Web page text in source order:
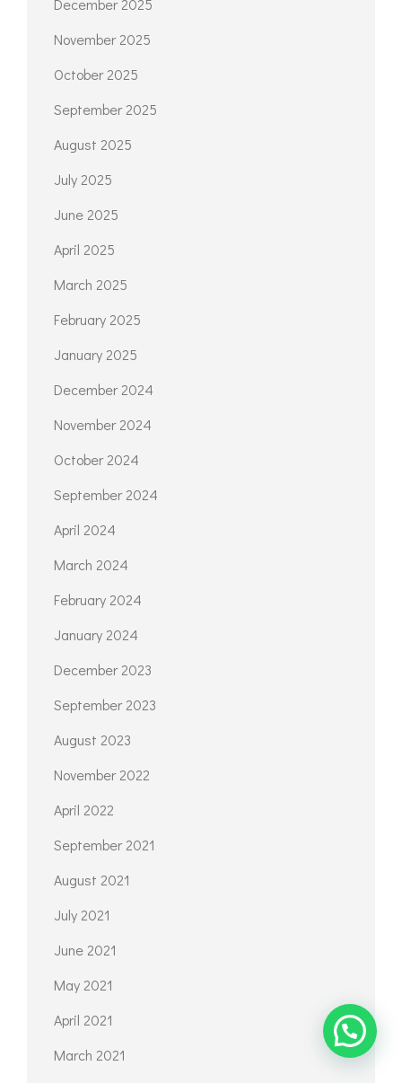
December 2025
November 2025
October 2025
September 2025
August 2025
July 2025
June 2025
April 2025
March 2025
February 2025
January 2025
December 2024
November 2024
October 2024
September 2024
April 2024
March 2024
February 2024
January 2024
December 2023
September 2023
August 2023
November 2022
April 2022
September 2021
August 2021
July 2021
June 2021
May 2021
April 2021
March 2021